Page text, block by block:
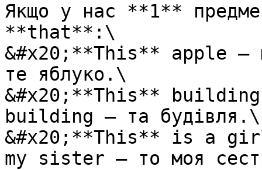
Якщо у нас **1**
**that**:\
&#x20;**This** apple –
те яблуко.\
&#x20;**This**
building – та будівля.\
&#x20;**This** is a
my sister – то моя